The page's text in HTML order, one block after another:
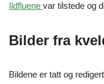
Ildfluene var tilstede og
Bilder fra
Bildene er tatt og